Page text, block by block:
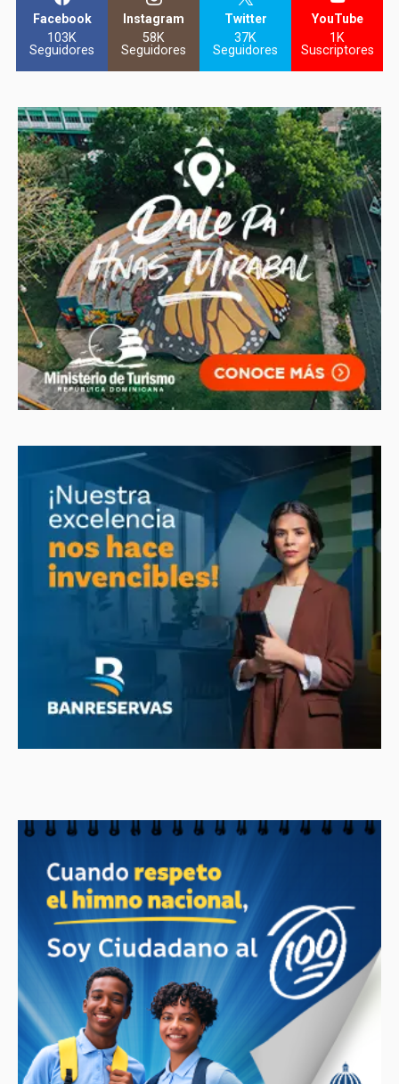
Facebook
103K
Seguidores
Instagram
58K
Seguidores
Twitter
37K
Seguidores
YouTube
1K
Suscriptores